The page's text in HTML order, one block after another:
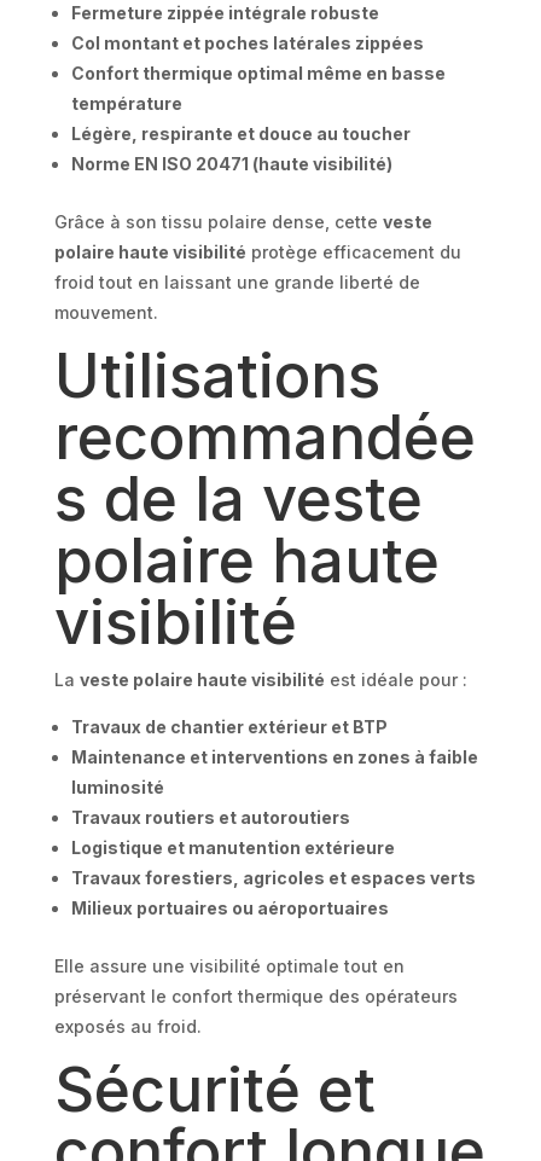
Fermeture zippée intégrale robuste
Col montant et poches latérales zippées
Confort thermique optimal même en basse
température
Légère, respirante et douce au toucher
Norme EN ISO 20471 (haute visibilité)
Grâce à son tissu polaire dense, cette veste
polaire haute visibilité protège efficacement du
froid tout en laissant une grande liberté de
mouvement.
Utilisations
recommandée
s de la veste
polaire haute
visibilité
La veste polaire haute visibilité est idéale pour :
Travaux de chantier extérieur et BTP
Maintenance et interventions en zones à faible
luminosité
Travaux routiers et autoroutiers
Logistique et manutention extérieure
Travaux forestiers, agricoles et espaces verts
Milieux portuaires ou aéroportuaires
Elle assure une visibilité optimale tout en
préservant le confort thermique des opérateurs
exposés au froid.
Sécurité et